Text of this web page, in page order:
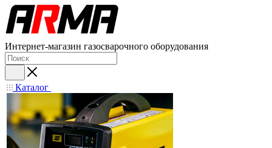
Интернет-магазин газосварочного оборудования
Каталог